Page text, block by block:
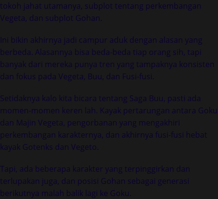
tokoh jahat utamanya, subplot tentang perkembangan
Vegeta, dan subplot Gohan.
Ini bikin akhirnya jadi campur aduk dengan alasan yang
berbeda. Alasannya bisa beda-beda tiap orang sih, tapi
banyak dari mereka punya tren yang tampaknya konsisten
dan fokus pada Vegeta, Buu, dan Fusi-fusi.
Setidaknya kalo kita bicara tentang Saga Buu, pasti ada
momen-momen keren lah. Kayak pertarungan antara Goku
dan Majin Vegeta, pengorbanan yang mengakhiri
perkembangan karakternya, dan akhirnya fusi-fusi hebat
kayak Gotenks dan Vegeto.
Tapi, ada beberapa karakter yang terpinggirkan dan
terlupakan juga, dan posisi Gohan sebagai generasi
berikutnya malah balik lagi ke Goku.